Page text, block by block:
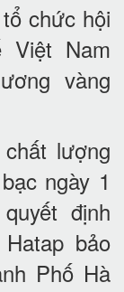
chức hội
Việt Nam
vàng
lượng
ngày 1
định
bảo
Phố Hà